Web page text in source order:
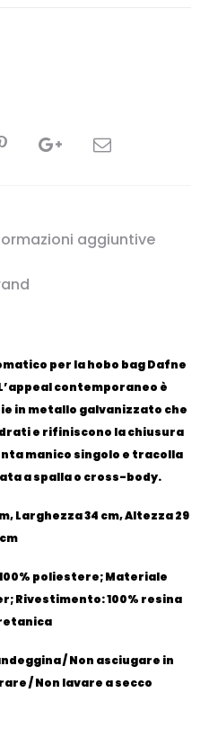
aggiuntive
per la hobo bag Dafne
contemporaneo è
in metallo galvanizzato che
e rifiniscono la chiusura
manico singolo e tracolla
a spalla o cross-body.
Larghezza 34 cm, Altezza 29
cm
poliestere; Materiale
Rivestimento: 100% resina
/ Non asciugare in
/ Non lavare a secco